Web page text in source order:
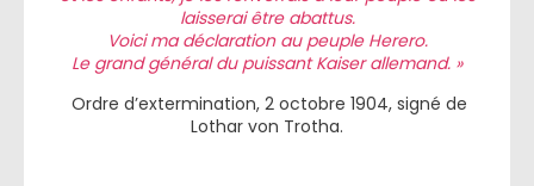
laisserai être abattus.
Voici ma déclaration au peuple Herero.
Le grand général du puissant Kaiser allemand. »
Ordre d’extermination, 2 octobre 1904, signé de
Lothar von Trotha.